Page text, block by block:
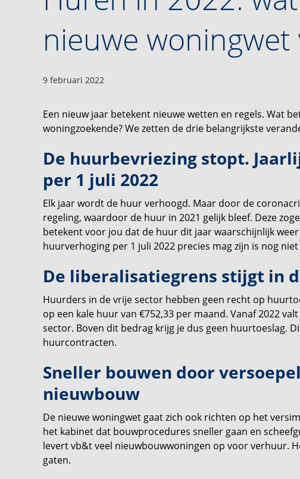
nieuwe woningwet
9 februari 2022
Een nieuw jaar betekent nieuwe wetten en regels. Wat
woningzoekende? We zetten de drie belangrijkste
De huurbevriezing stopt.
per 1 juli 2022
Elk jaar wordt de huur verhoogd. Maar door de
regeling, waardoor de huur in 2021 gelijk bleef. Deze
betekent voor jou dat de huur dit jaar waarschijnlijk
huurverhoging per 1 juli 2022 precies mag zijn is nog
De liberalisatiegrens stijgt in
Huurders in de vrije sector hebben geen recht op
op een kale huur van €752,33 per maand. Vanaf 2022
sector. Boven dit bedrag krijg je dus geen huurtoeslag.
huurcontracten.
Sneller bouwen door
nieuwbouw
De nieuwe woningwet gaat zich ook richten op het
het kabinet dat bouwprocedures sneller gaan en
levert vb&t veel nieuwbouwwoningen op voor verhuur.
gaten.